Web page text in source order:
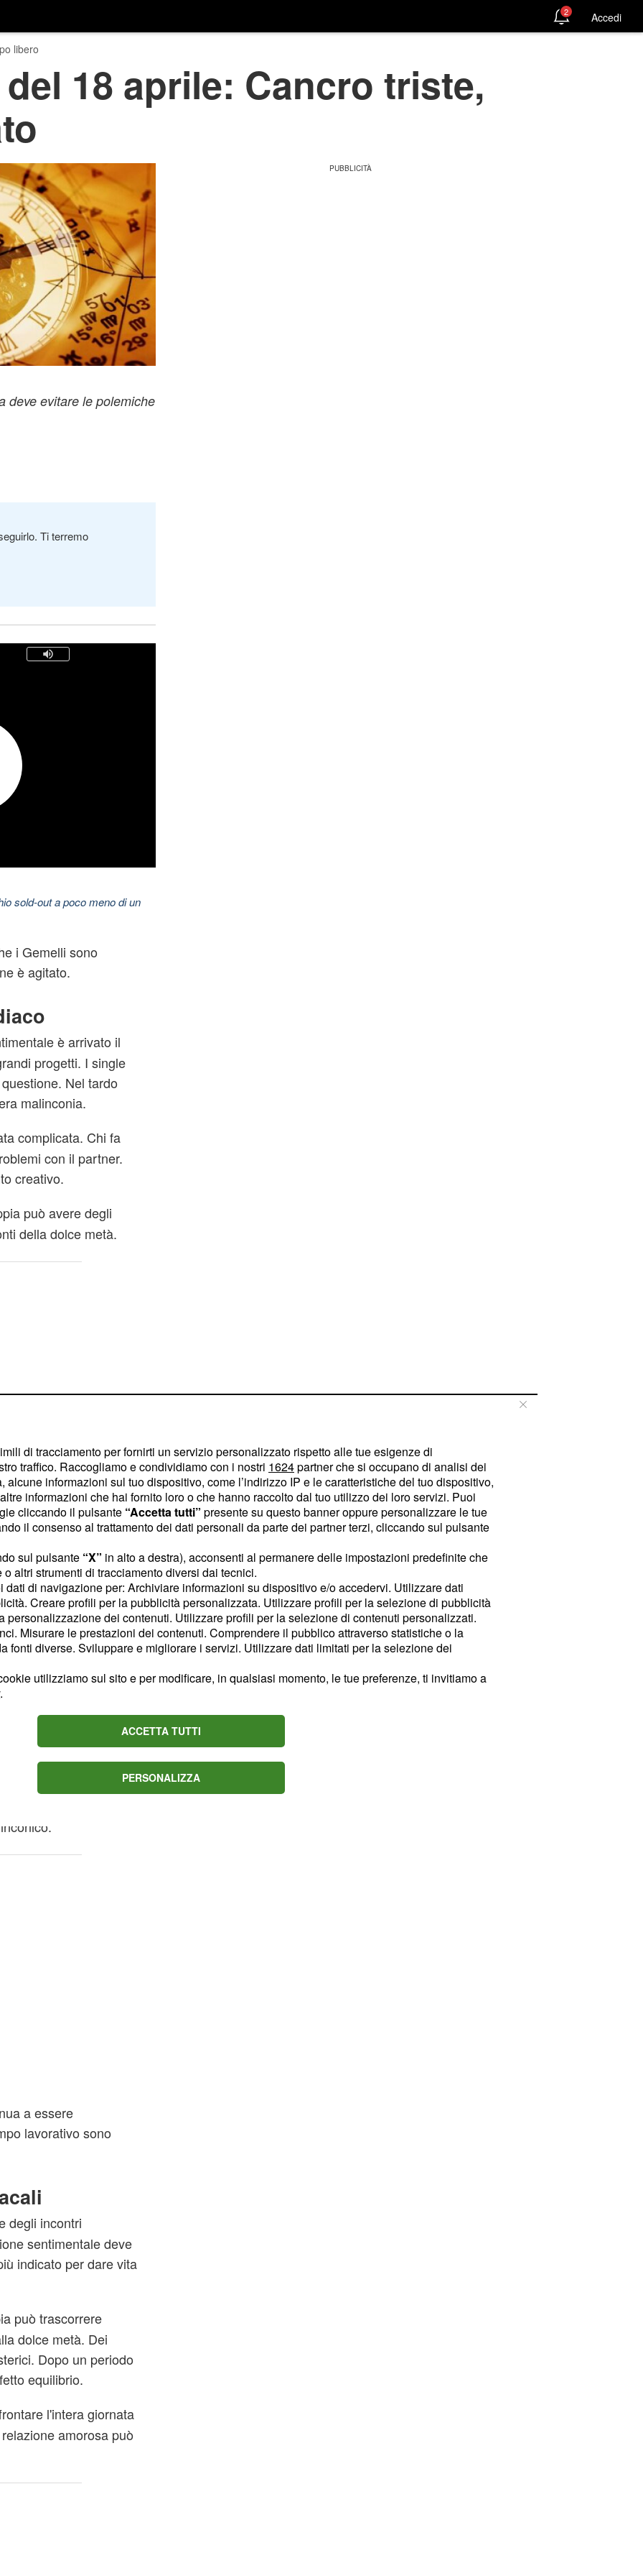
2 Accedi
libero
18 aprile: Cancro triste,
deve evitare le polemiche
Ti terremo
sold-out a poco meno di un
i Gemelli sono
è agitato.
è arrivato il
progetti. I single
Nel tardo
malinconia.
complicata. Chi fa
con il partner.
creativo.
può avere degli
della dolce metà.
importanti in
per mettere a punto
estremamente
rimugina
può essere
Nell'ambito lavorativo
recente. Chi ha una
Un contratto di
e portare felicità.
a essere
lavorativo sono
degli incontri
sentimentale deve
indicato per dare vita
può trascorrere
dolce metà. Dei
Dopo un periodo
equilibrio.
l'intera giornata
amorosa può
di tracciamento per fornirti un servizio personalizzato rispetto alle tue esigenze di
traffico. Raccogliamo e condividiamo con i nostri 1624partner che si occupano di analisi dei
informazioni sul tuo dispositivo, come l’indirizzo IP e le caratteristiche del tuo dispositivo,
informazioni che hai fornito loro o che hanno raccolto dal tuo utilizzo dei loro servizi. Puoi
cliccando il pulsante “Accetta tutti” presente su questo banner oppure personalizzare le tue
il consenso al trattamento dei dati personali da parte dei partner terzi, cliccando sul pulsante
sul pulsante “X” in alto a destra), acconsenti al permanere delle impostazioni predefinite che
altri strumenti di tracciamento diversi dai tecnici.
dati di navigazione per: Archiviare informazioni su dispositivo e/o accedervi. Utilizzare dati
Creare profili per la pubblicità personalizzata. Utilizzare profili per la selezione di pubblicità
personalizzazione dei contenuti. Utilizzare profili per la selezione di contenuti personalizzati.
Misurare le prestazioni dei contenuti. Comprendere il pubblico attraverso statistiche o la
fonti diverse. Sviluppare e migliorare i servizi. Utilizzare dati limitati per la selezione dei
utilizziamo sul sito e per modificare, in qualsiasi momento, le tue preferenze, ti invitiamo a
.
ACCETTA TUTTI
PERSONALIZZA